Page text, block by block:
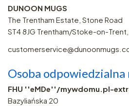
DUNOON MUGS
The Trentham Estate, Stone Road
ST4 8JG Trentham/Stoke-on-
Osoba
FHU ''eMDe''/mywdomu.pl-
Bazyliańska 20